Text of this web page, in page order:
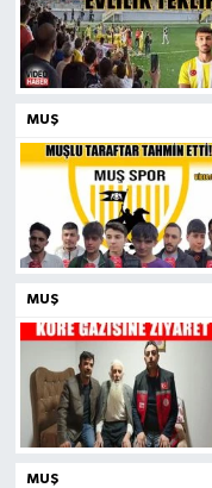
MUŞ
MUŞ
MUŞ
Varto